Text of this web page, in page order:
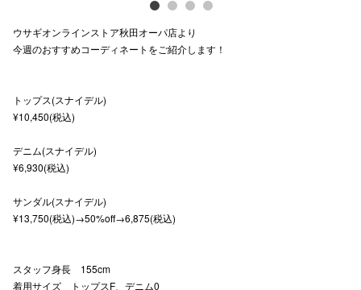
ウサギオンラインストア秋田オーパ店より
今週のおすすめコーディネートをご紹介します！
トップス(スナイデル)
¥10,450(税込)
デニム(スナイデル)
¥6,930(税込)
サンダル(スナイデル)
¥13,750(税込)→50%off→6,875(税込)
スタッフ身長 155cm
着用サイズ トップスF、デニム0